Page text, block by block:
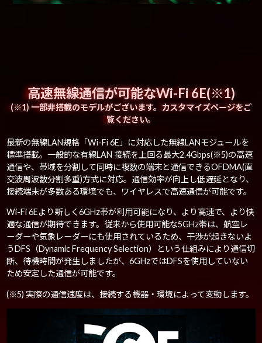
高速無線通信が可能なWi-Fi 6E(※1)
(※1) 一部非搭載のモデルがございます。カスタマイズページをご
覧ください。
最新の無線LAN規格「Wi-Fi 6E」に対応した無線LANモジュールを
標準搭載。一般的な有線LAN 接続を上回る最大2.4Gbps(※5)の高速
通信や、帯域を分割して同時に複数の端末と通信できるOFDMA(直
交波周波数分割多重)方式に対応。通信効率が向上し低遅延となり、
接続端末が多数ある環境でも、ワイヤレスで高速通信が可能です。
Wi-Fi 6Eより新しく6GHz帯が利用可能になり、より高速で、より快
適な通信が期待できます。従来から使用可能な5GHz帯は、航空レ
ーダーや気象レーダーにも使用されているため、干渉が起きないよ
うDFS（Dynamic Frequency Selection）という仕組みにより通信切
断、待機時間が発生しましたが、6GHzではDFSを使用していない
ため安定した通信が可能です。
(※5) 実際の通信速度は、接続する機器・環境によって変動します。